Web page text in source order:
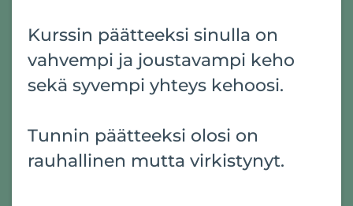
Kurssin päätteeksi sinulla on
vahvempi ja joustavampi keho
sekä syvempi yhteys kehoosi.
Tunnin päätteeksi olosi on
rauhallinen mutta virkistynyt.